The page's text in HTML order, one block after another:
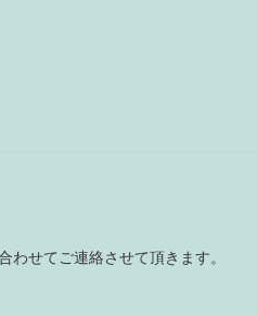
わせてご連絡させて頂きます。